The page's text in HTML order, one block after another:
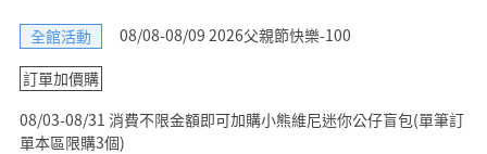
全館活動
08/08-08/09 2026父親節快樂-100
訂單加價購
08/03-08/31 消費不限金額即可加購小熊維尼迷你公仔盲包(單筆訂
單本區限購3個)